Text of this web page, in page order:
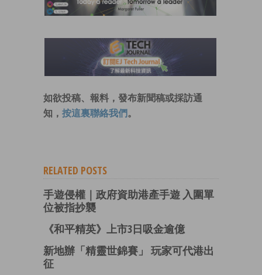
如欲投稿、報料，發布新聞稿或採訪通
知， 按這裏聯絡我們 。
RELATED POSTS
手遊侵權｜政府資助港產手遊 入圍單
位被指抄襲
《和平精英》上市3日吸金逾億
新地辦「精靈世錦賽」 玩家可代港出
征